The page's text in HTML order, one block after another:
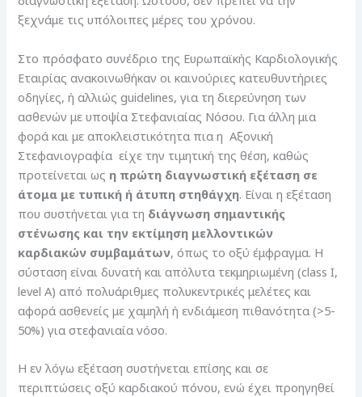
ξεχνάμε τις υπόλοιπες μέρες του χρόνου.
Στο πρόσφατο συνέδριο της Ευρωπαϊκής Καρδιολογικής
Εταιρίας ανακοινωθήκαν οι καινούριες κατευθυντήριες
οδηγίες, ή αλλιώς guidelines, για τη διερεύνηση των
ασθενών με υποψία Στεφανιαίας Νόσου. Για άλλη μια
φορά και με αποκλειστικότητα πια η Αξονική
Στεφανιογραφία είχε την τιμητική της θέση, καθώς
προτείνεται ως η πρώτη διαγνωστική εξέταση σε
άτομα με τυπική ή άτυπη στηθάγχη. Είναι η εξέταση
που συστήνεται για τη διάγνωση σημαντικής
στένωσης και την εκτίμηση μελλοντικών
καρδιακών συμβαμάτων, όπως το οξύ έμφραγμα. H
σύσταση είναι δυνατή και απόλυτα τεκμηριωμένη (class I,
level A) από πολυάριθμες πολυκεντρικές μελέτες και
αφορά ασθενείς με χαμηλή ή ενδιάμεση πιθανότητα (>5-
50%) για στεφανιαία νόσο.
Η εν λόγω εξέταση συστήνεται επίσης και σε
περιπτώσεις οξύ καρδιακού πόνου, ενώ έχει προηγηθεί